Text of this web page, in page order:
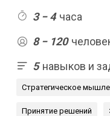
3 − 4часа
8 − 120
5навыков и
Стратегическое
Принятие решений